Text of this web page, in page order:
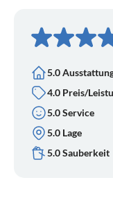
- CD-Spieler
- Digital-TV Smart
Badezimmer
- Regenschauer
- Waschmaschine
- Bügeleisen und -
- Toilette 2x
5.0
4.0 Preis/
5.0 Service
5.0 Lage
5.0 Sauberkeit